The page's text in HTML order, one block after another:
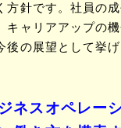
方針です。社員の
キャリアアップの
後の展望として挙げ
ネスオペレー